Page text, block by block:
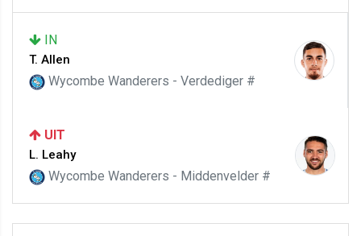
IN
T. Allen
Wycombe Wanderers - Verdediger #
UIT
L. Leahy
Wycombe Wanderers - Middenvelder #